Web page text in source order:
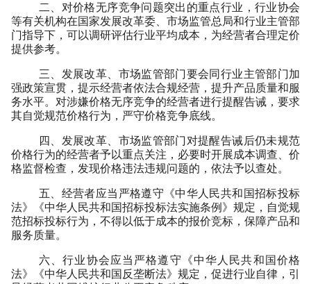
二、对价格无序竞争问题突出的重点行业，行业协会
等有关机构在国家发展改革委、市场监管总局和行业主管部
门指导下，可以调研评估行业平均成本，为经营者合理定价
提供参考。
三、发展改革、市场监管部门要会同行业主管部门加
强政策宣贯，提示经营者依法合规经营，提升产品质量和服
务水平。对涉嫌价格无序竞争的经营者进行提醒告诫，要求
其自觉规范价格行为，严守价格竞争底线。
四、发展改革、市场监管部门对提醒告诫后仍未规范
价格行为的经营者予以重点关注，必要时开展成本调查、价
格监督检查，发现价格违法违规问题的，依法予以查处。
五、经营者应当严格遵守《中华人民共和国招标投标
法》《中华人民共和国招标投标法实施条例》规定，自觉规
范招标投标行为，不得以低于成本的报价竞标，保障产品和
服务质量。
六、行业协会应当严格遵守《中华人民共和国价格
法》《中华人民共和国反垄断法》规定，促进行业自律，引